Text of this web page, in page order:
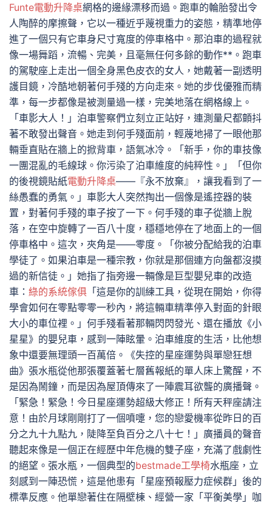
Funte電動升降桌網格的邊緣漂移而過。跑車的輪胎發出令
人陶醉的摩擦聲，它以一種近乎蔑視重力的姿態，精準地停
進了一個只有它車身尺寸寬度的停車格中。那泊車的過程就
像一場舞蹈，流暢、完美，且毫無任何多餘的動作**。跑車
的駕駛座上走出一個全身黑色皮衣的女人，她戴著一副透明
護目鏡，冷酷地朝著何手殘的方向走來。她的步伐優雅而精
準，每一步都像是被測量過一樣，完美地落在網格線上。
「車影大人！」泊車警察們立刻立正站好，連測量尺都顫抖
著不敢發出聲音。她走到何手殘面前，輕蔑地掃了一眼他那
輛垂直貼在牆上的掀背車，語氣冰冷。「新手，你的車技像
一團混亂的毛線球。你污染了泊車維度的純粹性。」「但你
的後視鏡貼紙電動升降桌——『永不放棄』，讓我看到了一
絲愚蠢的勇氣。」車影大人突然掏出一個像是遙控器的裝
置，對著何手殘的車子按了一下。何手殘的車子從牆上脫
落，在空中旋轉了一百八十度，穩穩地停在了地面上的一個
停車格中。這次，夾角是——零度。「你被分配給我的泊車
學徒了。如果泊車是一種宗教，你就是那個連方向盤都沒摸
過的新信徒。」她指了指旁邊一輛像是巨型嬰兒車的改造
車： 綠的系統傢俱 「這是你的訓練工具，從現在開始，你得
學會如何在零點零零一秒內，將這輛車精準停入對面的針眼
大小的車位裡。」何手殘看著那輛閃閃發光、還在播放《小
星星》的嬰兒車，感到一陣眩暈。泊車維度的生活，比他想
象中還要無理頭一百萬倍。《失控的星座運勢與單戀狂想
曲》張水瓶從他那張覆蓋著七層舊報紙的單人床上驚醒，不
是因為鬧鐘，而是因為屋頂傳來了一陣震耳欲聾的廣播聲。
「緊急！緊急！今日星座運勢超級大修正！所有天秤座請注
意！由於月球剛剛打了一個噴嚏，您的戀愛機率從昨日的百
分之九十九點九，陡降至負百分之八十七！」廣播員的聲音
聽起來像是一個正在經歷中年危機的雙子座，充滿了戲劇性
的絕望。張水瓶，一個典型的bestmade工學椅水瓶座，立
刻感到一陣恐慌，這是他患有「星座預報壓力症候群」後的
標準反應。他單戀著住在隔壁棟、經營一家「平衡美學」咖